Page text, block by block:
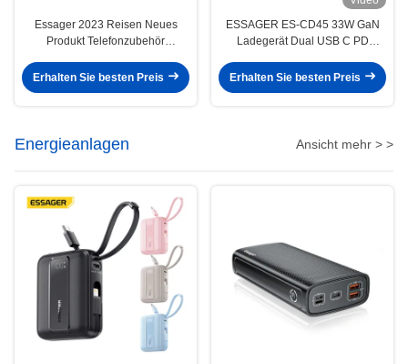
Essager 2023 Reisen Neues
Produkt Telefonzubehör
Portable Travel 65w Ladegerät
Erhalten Sie besten Preis
ESSAGER ES-CD45 33W GaN
Ladegerät Dual USB C PD
Erhalten Sie besten Preis
Energieanlagen Ansicht mehr > >